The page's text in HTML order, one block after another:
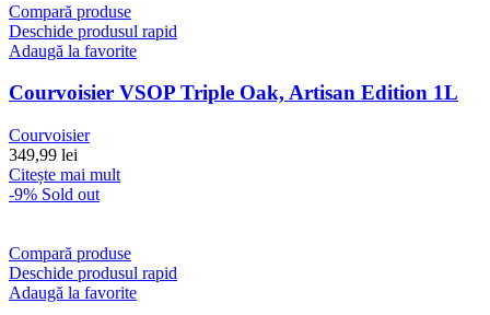
Compară produse
Deschide produsul rapid
Adaugă la favorite
Courvoisier VSOP Triple Oak, Artisan Edition 1L
Courvoisier
349,99 lei
Citește mai mult
-9% Sold out
Compară produse
Deschide produsul rapid
Adaugă la favorite